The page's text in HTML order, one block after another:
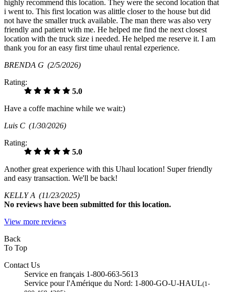
highly recommend this location. They were the second location that
i went to. This first location was alittle closer to the house but did
not have the smaller truck available. The man there was also very
friendly and patient with me. He helped me find the next closest
location with the truck size i needed. He helped me reserve it. I am
thank you for an easy first time uhaul rental ezperience.
BRENDA G (2/5/2026)
Rating:
5.0
Have a coffe machine while we wait:)
Luis C (1/30/2026)
Rating:
5.0
Another great experience with this Uhaul location! Super friendly
and easy transaction. We'll be back!
KELLY A (11/23/2025)
No reviews have been submitted for this location.
View more reviews
Back
To Top
Contact Us
Service en français 1-800-663-5613
Service pour l'Amérique du Nord: 1-800-GO-U-HAUL(1-